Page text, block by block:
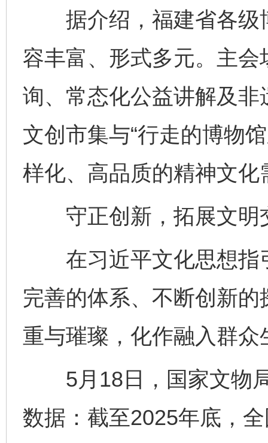
据介绍，福建省各级
容丰富、形式多元。主
询、常态化公益讲解及
文创市集与“行走的博物
样化、高品质的精神文化
守正创新，拓展文明
在习近平文化思想指
完善的体系、不断创新
重与璀璨，化作融入群
5月18日，国家文物局
数据：截至2025年底，